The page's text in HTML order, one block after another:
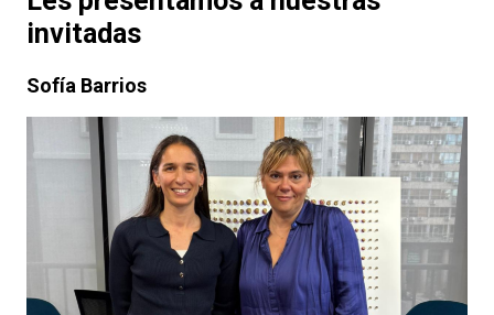
invitadas
Sofía Barrios